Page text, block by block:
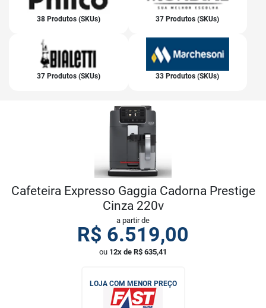
38 Produtos (SKUs) 37 Produtos (SKUs)
37 Produtos (SKUs) 33 Produtos (SKUs)
Cafeteira Expresso Gaggia Cadorna Prestige
Cinza 220v
a partir de
R$ 6.519,00
ou 12x de R$ 635,41
LOJA COM MENOR PREÇO